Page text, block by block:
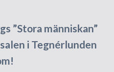
”Stora människan”
i Tegnérlunden